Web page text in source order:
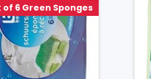
of 6 Green Sponges